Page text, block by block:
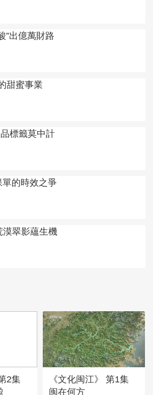
”出億萬財路
甜蜜事業
標籤莫中計
單的時效之爭
翠影蘊生機
2集
《文化闽江》 第1集
闽在何方